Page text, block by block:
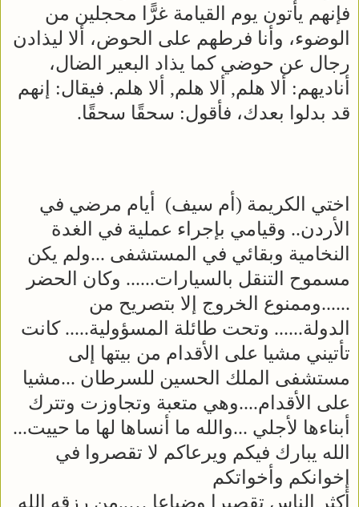
فإنهم يأتون يوم القيامة غرًّا محجلين من
الوضوء، وأنا فرطهم على الحوض، ألا ليذادن
رجال عن حوضي كما يذاد البعير الضال،
أناديهم: ألا هلم, ألا هلم, ألا هلم. فيقال: إنهم
قد بدلوا بعدك، فأقول: سحقًا سحقًا.
اختي الكريمة (أم سيف) أيام مرضي في
الأردن.. وقيامي بإجراء عملية في الغدة
النخامية وبقائي في المستشفى ...ولم يكن
مسموح التنقل بالسيارات...... وكان الحضر
......وممنوع الخروج إلا بتصريح من
الدولة...... وتحت طائلة المسؤولية..... كانت
تأتيني مشيا على الأقدام من بيتها إلى
مستشفى الملك الحسين للسرطان ...مشيا
على الأقدام....وهي متعبة وتجاوزت وتترك
أبناءها لأجلي ...والله ما أنساها لها ما حييت...
الله يبارك فيكم ويرعاكم لا تقصروا في
إخوانكم وأخواتكم
أكثر الناس تقصيرا وضياعا …..من رزقه الله